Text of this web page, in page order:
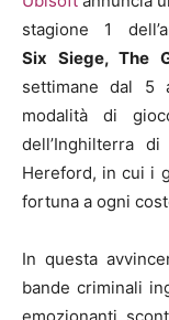
stagione 1
Six Siege, The
settimane dal 5
modalità di
dell’Inghilterra
Hereford, in cui i
fortuna a ogni
In questa
bande criminali